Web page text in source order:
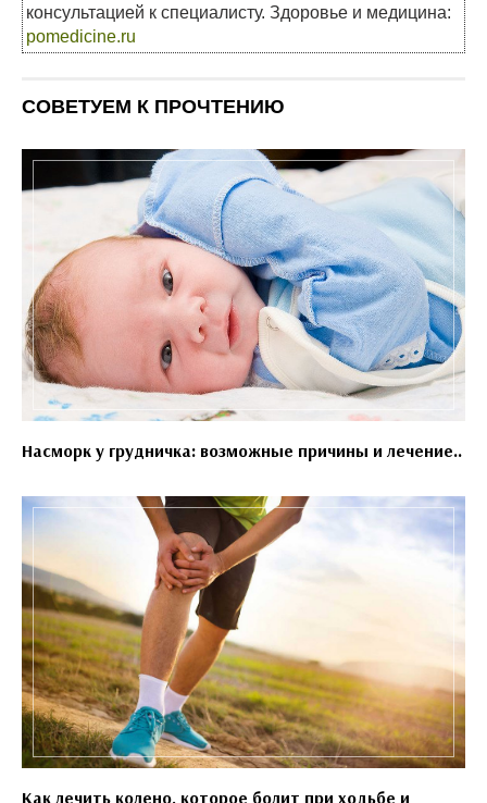
консультацией к специалисту. Здоровье и медицина:
pomedicine.ru
СОВЕТУЕМ К ПРОЧТЕНИЮ
Насморк у грудничка: возможные причины и лечение..
Как лечить колено, которое болит при ходьбе и